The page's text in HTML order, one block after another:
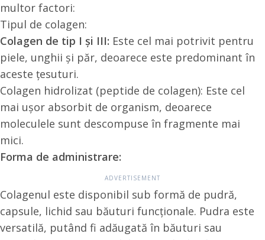
multor factori:
Tipul de colagen:
Colagen de tip I și III: Este cel mai potrivit pentru
piele, unghii și păr, deoarece este predominant în
aceste țesuturi.
Colagen hidrolizat (peptide de colagen): Este cel
mai ușor absorbit de organism, deoarece
moleculele sunt descompuse în fragmente mai
mici.
Forma de administrare:
Colagenul este disponibil sub formă de pudră,
capsule, lichid sau băuturi funcționale. Pudra este
versatilă, putând fi adăugată în băuturi sau